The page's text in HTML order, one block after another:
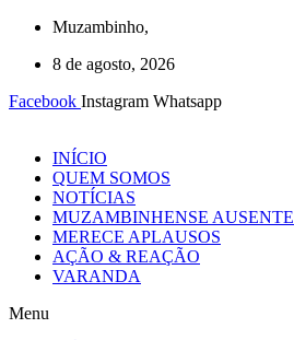
Muzambinho,
8 de agosto, 2026
Facebook Instagram Whatsapp
INÍCIO
QUEM SOMOS
NOTÍCIAS
MUZAMBINHENSE AUSENTE
MERECE APLAUSOS
AÇÃO & REAÇÃO
VARANDA
Menu